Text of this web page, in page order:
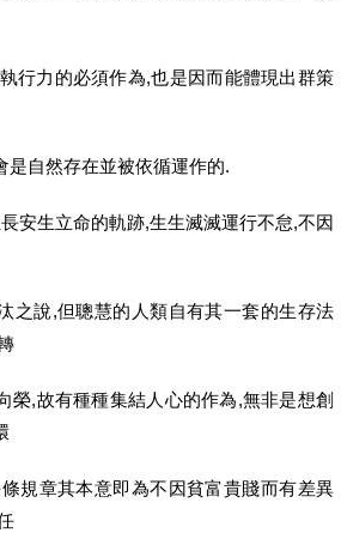
行力的必須作為,也是因而能體現出群策
是自然存在並被依循運作的.
安生立命的軌跡,生生滅滅運行不怠,不因
之說,但聰慧的人類自有其一套的生存法
榮,故有種種集結人心的作為,無非是想創
規章其本意即為不因貧富貴賤而有差異